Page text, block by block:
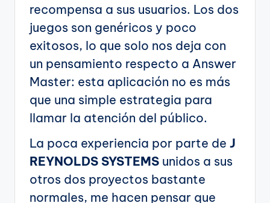
recompensa a sus usuarios. Los dos
juegos son genéricos y poco
exitosos, lo que solo nos deja con
un pensamiento respecto a Answer
Master: esta aplicación no es más
que una simple estrategia para
llamar la atención del público.
La poca experiencia por parte de J
REYNOLDS SYSTEMS unidos a sus
otros dos proyectos bastante
normales, me hacen pensar que